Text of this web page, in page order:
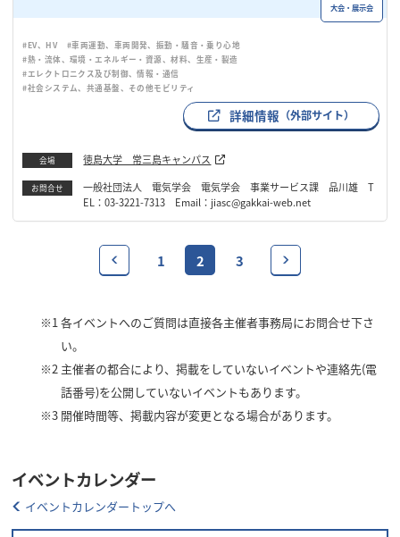
大会・展示会
#EV、HV
#車両運動、車両開発、振動・騒音・乗り心地
#熱・流体、環境・エネルギー・資源、材料、生産・製造
#エレクトロニクス及び制御、情報・通信
#社会システム、共通基盤、その他モビリティ
詳細情報 （外部サイト）
会場 徳島大学 常三島キャンパス
お問合せ
一般社団法人 電気学会 電気学会 事業サービス課 品川雄 T
EL：03-3221-7313 Email：jiasc@gakkai-web.net
1 2 3
※1各イベントへのご質問は直接各主催者事務局にお問合せ下さ
い。
※2 主催者の都合により、掲載をしていないイベントや連絡先(電
話番号)を公開していないイベントもあります。
※3 開催時間等、掲載内容が変更となる場合があります。
イベントカレンダー
イベントカレンダートップへ